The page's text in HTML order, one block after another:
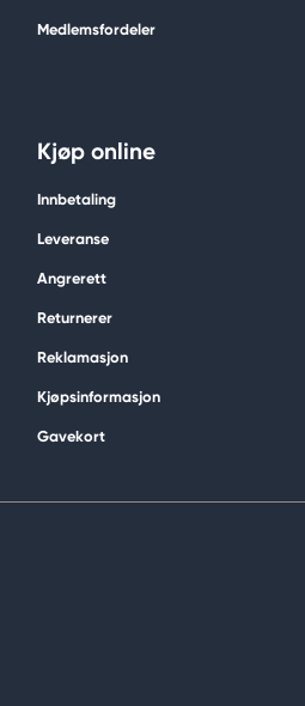
Medlemsfordeler
Kjøp online
Innbetaling
Leveranse
Angrerett
Returnerer
Reklamasjon
Kjøpsinformasjon
Gavekort